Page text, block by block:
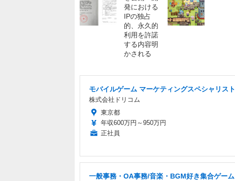
モバイルゲーム マーケティングスペシャリスト
株式会社ドリコム
東京都
年収600万円～950万円
正社員
一般事務・OA事務/音楽・BGM好き集合ゲーム